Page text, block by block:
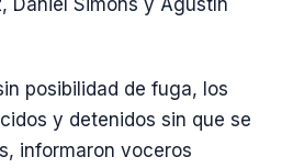
posibilidad de fuga, los
y detenidos sin que se
informaron voceros